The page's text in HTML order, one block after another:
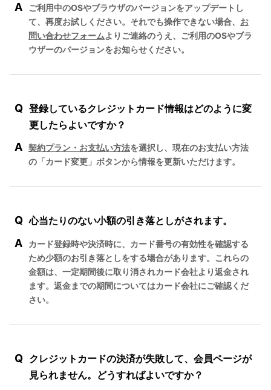
A
ご利用中のOSやブラウザのバージョンをアップデートし
て、再度お試しください。それでも操作できない場合、 お
問い合わせフォームよりご連絡のうえ、ご利用のOSやブラ
ウザーのバージョンをお知らせください。
Q 登録しているクレジットカード情報はどのように変
更したらよいですか？
A 契約プラン・お支払い方法を選択し、現在のお支払い方法
の「カード変更」ボタンから情報を更新いただけます。
Q 心当たりのない小額の引き落としがされます。
A
カード登録時や決済時に、カード番号の有効性を確認する
ため少額のお引き落としをする場合があります。これらの
金額は、一定期間後に取り消されカード会社より返金され
ます。返金までの期間についてはカード会社にご確認くだ
さい。
Q クレジットカードの決済が失敗して、会員ページが
見られません。どうすればよいですか？